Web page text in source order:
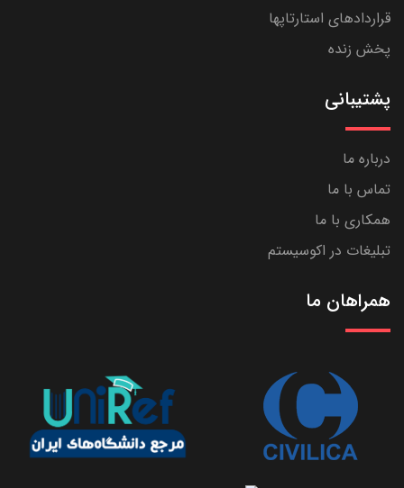
قراردادهای استارتاپها
پخش زنده
پشتیبانی
درباره ما
تماس با ما
همکاری با ما
تبلیغات در اکوسیستم
همراهان ما